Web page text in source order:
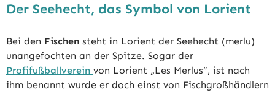
Der Seehecht, das Symbol von Lorient
Bei den Fischen steht in Lorient der Seehecht (merlu)
unangefochten an der Spitze. Sogar der
Profifußballverein von Lorient „Les Merlus”, ist nach
ihm benannt wurde er doch einst von Fischgroßhändlern